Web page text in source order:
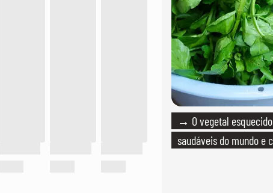
→ O vegetal
saudáveis do mundo e